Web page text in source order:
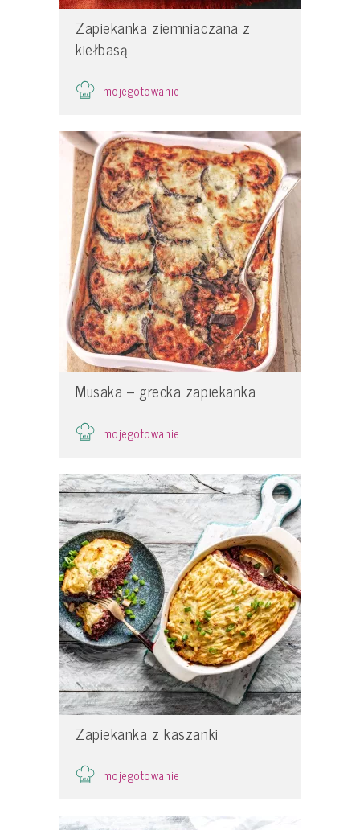
Zapiekanka ziemniaczana z
kiełbasą
mojegotowanie
Musaka – grecka zapiekanka
mojegotowanie
Zapiekanka z kaszanki
mojegotowanie